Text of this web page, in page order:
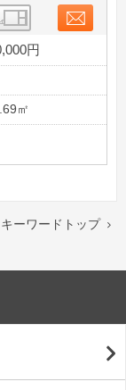
円
㎡
キーワードトップ 